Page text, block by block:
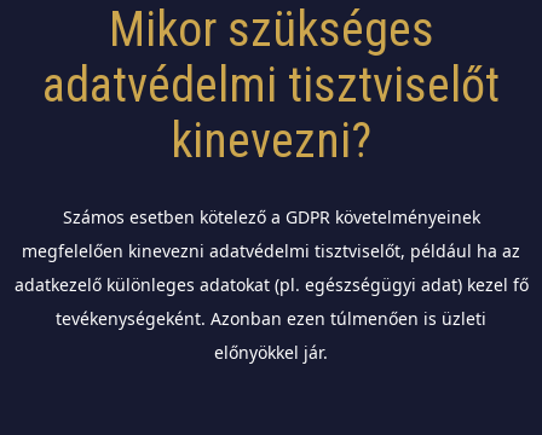
Mikor szükséges
adatvédelmi tisztviselőt
kinevezni?
Számos esetben kötelező a GDPR követelményeinek
megfelelően kinevezni adatvédelmi tisztviselőt, például ha az
adatkezelő különleges adatokat (pl. egészségügyi adat) kezel fő
tevékenységeként. Azonban ezen túlmenően is üzleti
előnyökkel jár.